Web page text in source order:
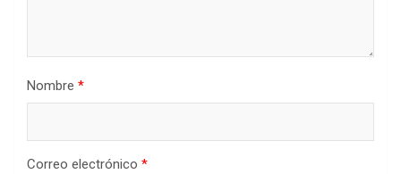
Nombre *
Correo electrónico *